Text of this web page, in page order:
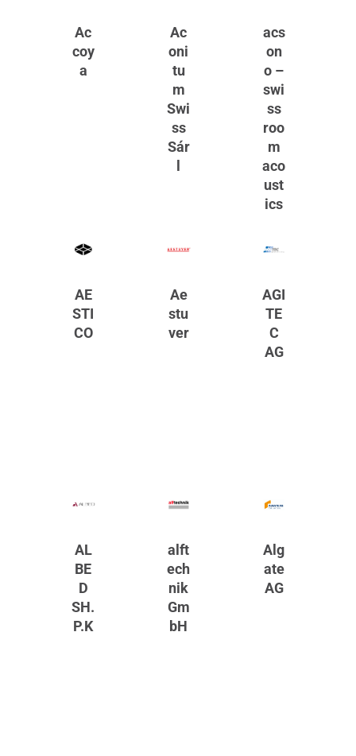
Ac
coy
a
Ac
oni
tu
m
Swi
ss
Sár
acs
on
o –
swi
ss
roo
m
aco
ust
ics
AE
STI
CO
Ae
stu
ver
AGI
TE
C
AG
AL
BE
D
SH.
P.K
alft
ech
nik
Gm
bH
Alg
ate
AG